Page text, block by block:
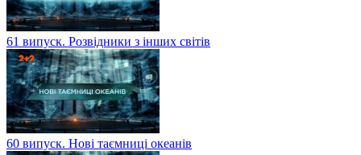
61 випуск. Розвідники з інших світів
60 випуск. Нові таємниці океанів